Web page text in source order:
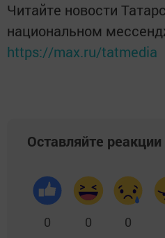
Читайте новости
национальном
https://max.ru/tatmedia
Оставляйте реакции
0 0 0